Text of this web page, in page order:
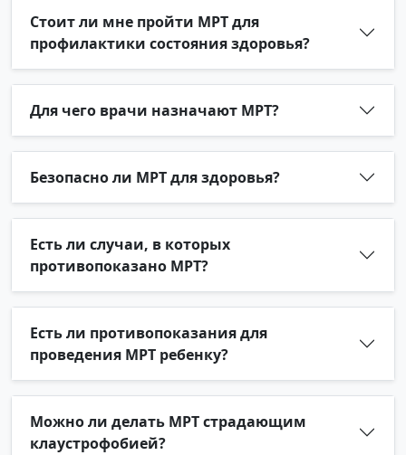
Стоит ли мне пройти МРТ для
профилактики состояния здоровья?
Для чего врачи назначают МРТ?
Безопасно ли МРТ для здоровья?
Есть ли случаи, в которых
противопоказано МРТ?
Есть ли противопоказания для
проведения МРТ ребенку?
Можно ли делать МРТ страдающим
клаустрофобией?